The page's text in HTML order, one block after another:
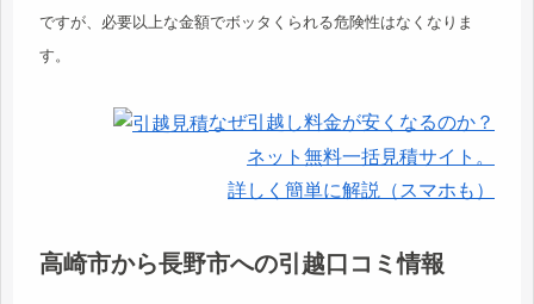
ですが、必要以上な金額でボッタくられる危険性はなくなりま
す。
なぜ引越し料金が安くなるのか？
ネット無料一括見積サイト。
詳しく簡単に解説（スマホも）
高崎市から長野市への引越口コミ情報